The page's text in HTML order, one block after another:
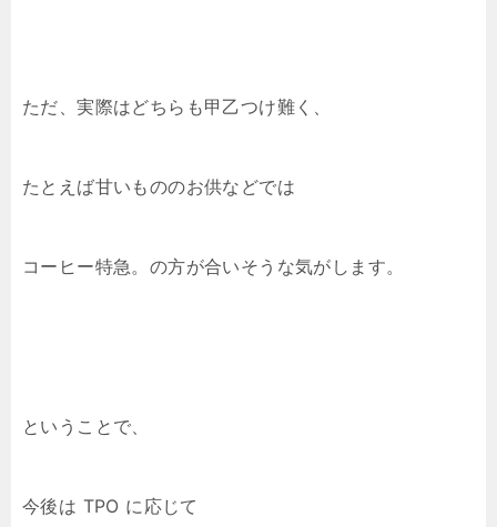
ただ、実際はどちらも甲乙つけ難く、
たとえば甘いもののお供などでは
コーヒー特急。の方が合いそうな気がします。
ということで、
今後は TPO に応じて